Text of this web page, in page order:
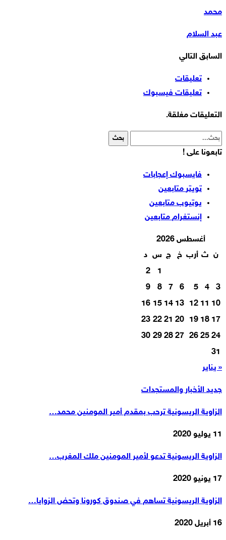
محمد
عبد السلام
السابق التالي
تعليقات
تعليقات فيسبوك
التعليقات مغلقة.
تابعونا على !
فايسبوك إعجابات
تويتر متابعين
يوتيوب متابعين
إنستغرام متابعين
أغسطس 2026
ن ث أرب خ ج س د
1
2
3
4
5
6
7
8
9
10
11
12
13
14
15
16
17
18
19
20
21
22
23
24
25
26
27
28
29
30
31
« يناير
جديد الأخبار والمستجدات
الزاوية الريسونية ترحب بمقدم أمير المومنين محمد…
11 يوليو 2020
الزاوية الريسونية تدعو لأمير المومنين ملك المغرب…
17 يونيو 2020
الزاوية الريسونية تساهم في صندوق كورونا وتحض الزوايا…
16 أبريل 2020